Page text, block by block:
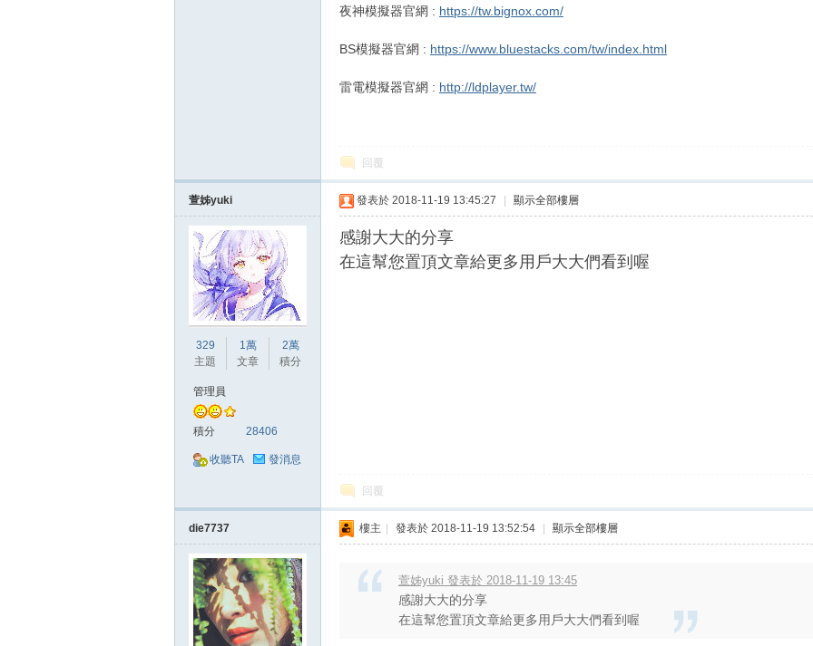
夜神模擬器官網 : https://tw.bignox.com/
BS模擬器官網 : https://www.bluestacks.com/tw/index.html
雷電模擬器官網 : http://ldplayer.tw/
回覆
萱姊yuki
329
主題
1萬
文章
2萬
積分
管理員
積分 28406
收聽TA 發消息
發表於 2018-11-19 13:45:27 顯示全部樓層
感謝大大的分享
在這幫您置頂文章給更多用戶大大們看到喔
回覆
die7737 樓主 發表於 2018-11-19 13:52:54 顯示全部樓層
萱姊yuki 發表於 2018-11-19 13:45
感謝大大的分享
在這幫您置頂文章給更多用戶大大們看到喔